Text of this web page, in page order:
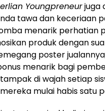
Youngpreneurjuga
tawa dan keceriaan
menarik perhatian
produk dengan
poster
menarik bagi
di wajah setiap
mulai habis satu